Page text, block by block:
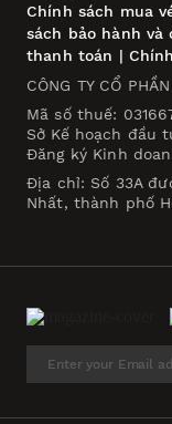
Chính sách mua
sách bảo hành và
thanh toán |
CÔNG TY CỔ
Mã số thuế:
Sở Kế hoạch đầu
Đăng ký Kinh
Địa chỉ: Số 33A
Nhất, thành phố